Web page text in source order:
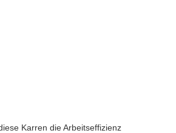
Karren die Arbeitseffizienz